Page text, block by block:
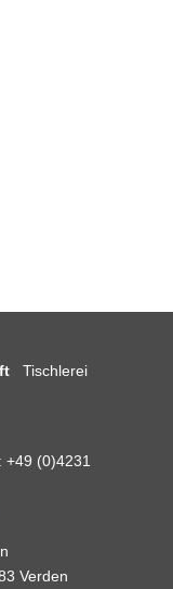
Tischlerei
+49 (0)4231
Verden